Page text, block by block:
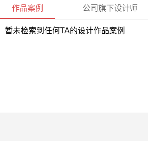
作品案例 公司旗下设计师
暂未检索到任何TA的设计作品案例